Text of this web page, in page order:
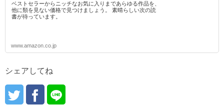
ベストセラーからニッチなお気に入りまであらゆる作品を、
他に類を見ない価格で見つけましょう。 素晴らしい次の読
書が待っています。
www.amazon.co.jp
シェアしてね